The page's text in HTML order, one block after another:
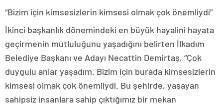
“Bizim için kimsesizlerin kimsesi olmak çok önemliydi”
İkinci başkanlık dönemindeki en büyük hayalini hayata
geçirmenin mutluluğunu yaşadığını belirten İlkadım
Belediye Başkanı ve Adayı Necattin Demirtaş, “Çok
duygulu anlar yaşadım. Bizim için burada kimsesizlerin
kimsesi olmak çok önemliydi. Bu şehirde, yaşayan
sahipsiz insanlara sahip çıktığımız bir mekan